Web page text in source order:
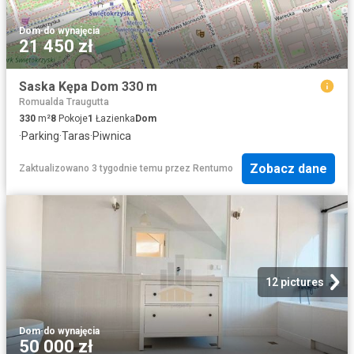
Dom·do wynajęcia
21 450 zł
Saska Kępa Dom 330 m
Romualda Traugutta
330 m²8 Pokoje1 Łazienka Dom
·Parking·Taras·Piwnica
Zaktualizowano 3 tygodnie temu przez Rentumo Zobacz dane
12 pictures
Dom·do wynajęcia
50 000 zł